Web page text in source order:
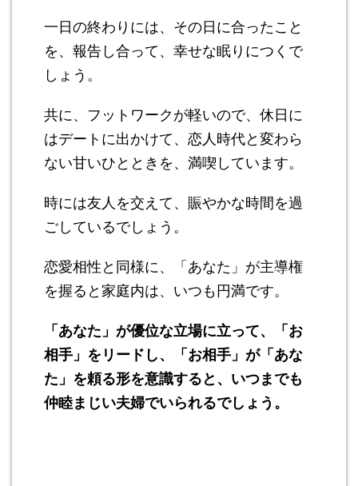
一日の終わりには、その日に合ったこと
を、報告し合って、幸せな眠りにつくで
しょう。
共に、フットワークが軽いので、休日に
はデートに出かけて、恋人時代と変わら
ない甘いひとときを、満喫しています。
時には友人を交えて、賑やかな時間を過
ごしているでしょう。
恋愛相性と同様に、「あなた」が主導権
を握ると家庭内は、いつも円満です。
「あなた」が優位な立場に立って、「お
相手」をリードし、「お相手」が「あな
た」を頼る形を意識すると、いつまでも
仲睦まじい夫婦でいられるでしょう。